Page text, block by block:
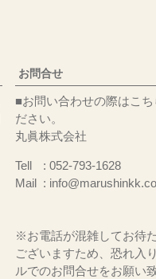
お問合せ
■お問い合わせの際はこち
ださい。
丸眞株式会社
Tell
052-793-1628
Mail
※お電話が混雑してお待
ございますため、恐れ入
ルでのお問合せをお願い